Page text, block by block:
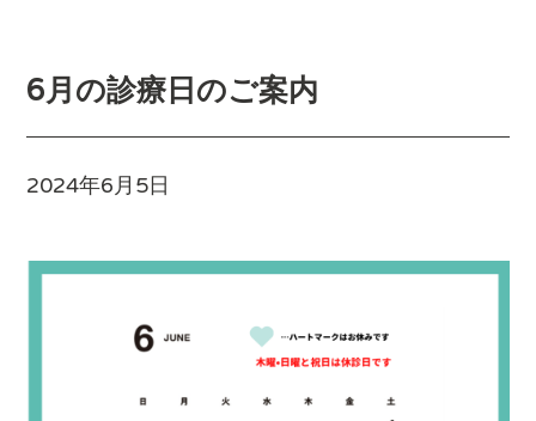
6月の診療日のご案内
2024年6月5日